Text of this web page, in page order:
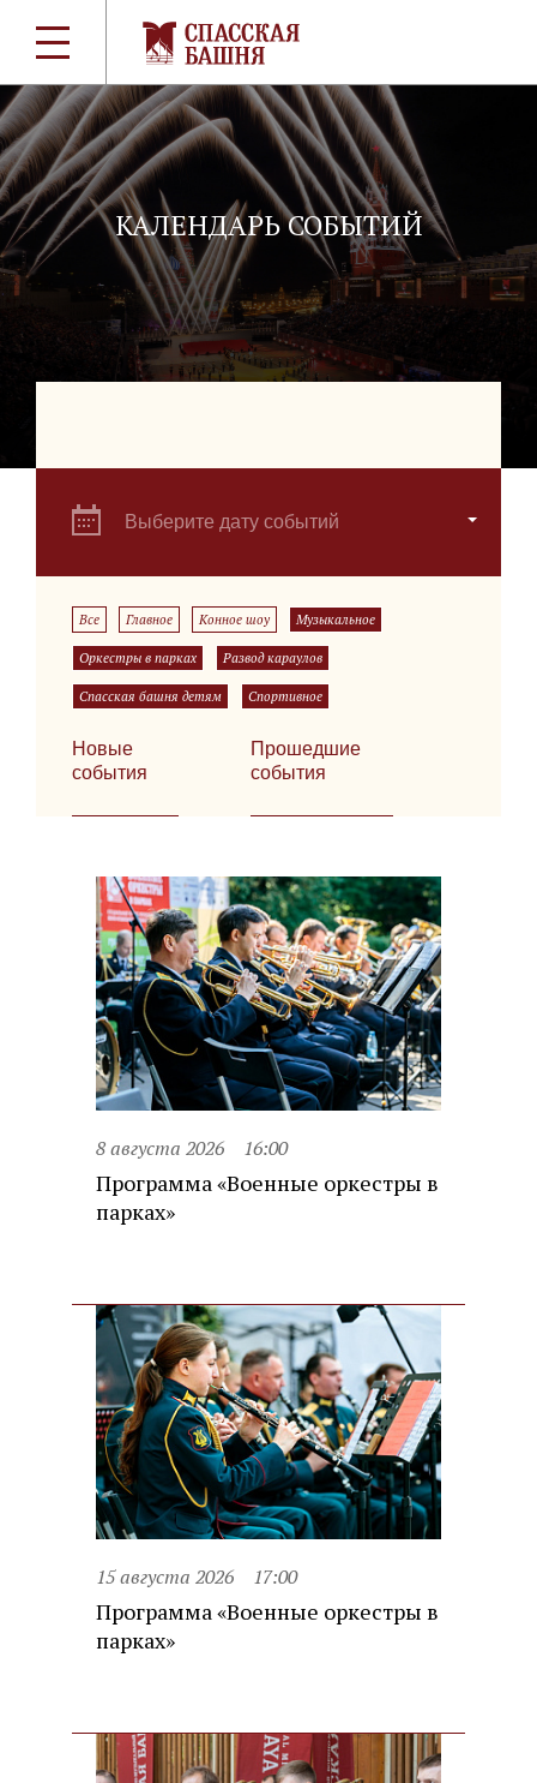
КАЛЕНДАРЬ СОБЫТИЙ
Выберите дату событий
Все Главное Конное шоу Музыкальное
Оркестры в парках Развод караулов
Спасская башня детям Спортивное
Новые
события
Прошедшие
события
8 августа 2026 16:00
Программа «Военные оркестры в
парках»
15 августа 2026 17:00
Программа «Военные оркестры в
парках»